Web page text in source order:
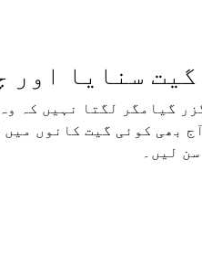
سنایا اور
گیامگر لگتا نہیں کہ
بھی کوئی گیت کانوں میں
لیں۔